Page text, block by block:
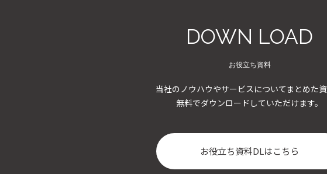
DOWN LOAD
お役立ち資料
当社のノウハウやサービスについてまとめた
無料でダウンロードしていただけます。
お役立ち資料DLはこちら